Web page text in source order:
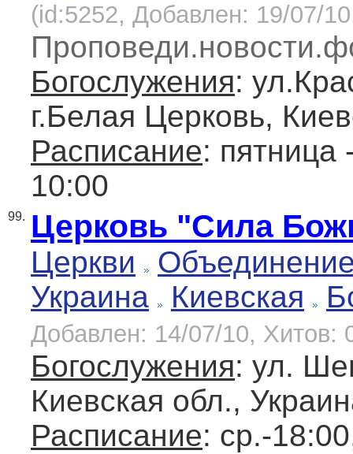
(id:5252, Добавлен: 19/07/
Богослужения:
г.Белая Церковь,
Расписание: пятница
10:00
99. Церковь "Сила
Церкви
Украина
Киевская
Добавлен: 14/07/10, Хитов:
Богослужения: ул.
Киевская обл.,
Расписание: ср.-